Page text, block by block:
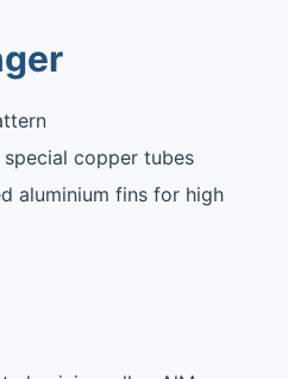
copper tubes
aluminium fins for high